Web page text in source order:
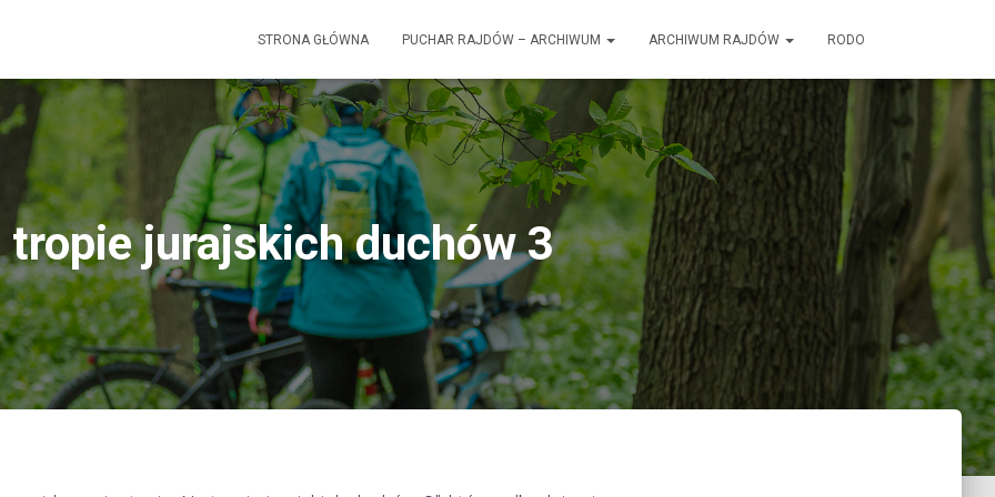
STRONA GŁÓWNA PUCHAR RAJDÓW – ARCHIWUM ARCHIWUM RAJDÓW RODO
tropie jurajskich duchów 3